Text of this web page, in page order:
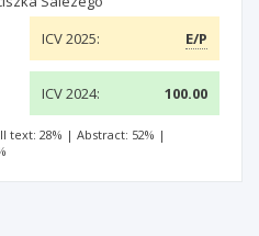
ICV 2025: E/P
ICV 2024: 100.00
text: 28% | Abstract: 52% |